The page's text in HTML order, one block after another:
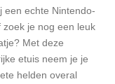
een echte Nintendo-
zoek je nog een leuk
Met deze
etuis neem je je
helden overal